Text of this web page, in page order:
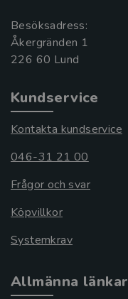
Besöksadress:
Åkergränden 1
Kundservice
Kontakta kundservice
046-31 21 00
Frågor och svar
Köpvillkor
Systemkrav
Allmänna länkar